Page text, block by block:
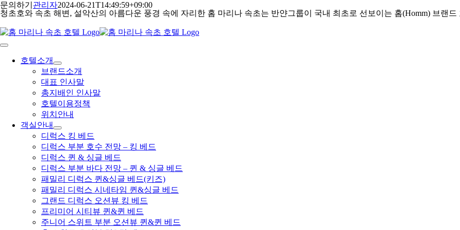
콘
텐
츠
로
건
청초호와 속초 해변, 설악산의 아름다운 풍경 속에 자리한 홈 마리나 속초는 반얀그룹이 국내 최초로 선보이는 홈(Homm) 브랜드
Toggle
Navigation호텔소개
브랜드소개
대표 인사말
총지배인 인사말
호텔이용정책
위치안내
객실안내
디럭스 킹 베드
디럭스 부분 호수 전망 – 킹 베드
디럭스 퀸 & 싱글 베드
디럭스 부분 바다 전망 – 퀸 & 싱글 베드
패밀리 디럭스 퀸&싱글 베드(키즈)
패밀리 디럭스 시네타임 퀸&싱글 베드
그랜드 디럭스 오션뷰 킹 베드
프리미어 시티뷰 퀸&퀸 베드
주니어 스위트 부분 오션뷰 퀸&퀸 베드
문의하기 관리자2024-06-21T14:49:59+09:00